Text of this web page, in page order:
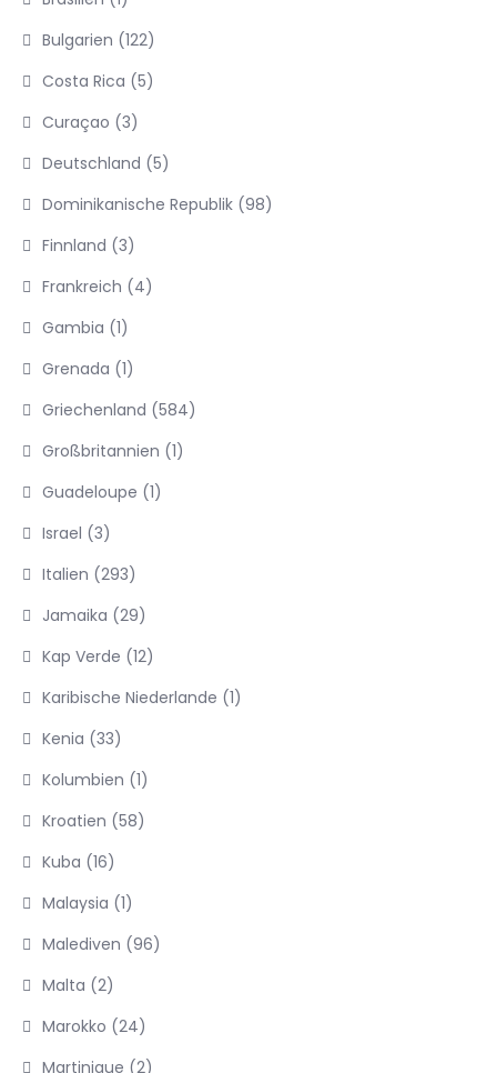
Bulgarien (122)
Costa Rica (5)
Curaçao (3)
Deutschland (5)
Dominikanische Republik (98)
Finnland (3)
Frankreich (4)
Gambia (1)
Grenada (1)
Griechenland (584)
Großbritannien (1)
Guadeloupe (1)
Israel (3)
Italien (293)
Jamaika (29)
Kap Verde (12)
Karibische Niederlande (1)
Kenia (33)
Kolumbien (1)
Kroatien (58)
Kuba (16)
Malaysia (1)
Malediven (96)
Malta (2)
Marokko (24)
Martinique (2)